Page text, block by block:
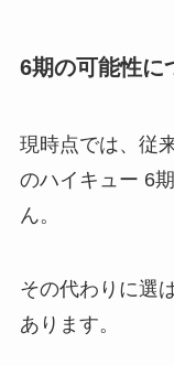
6期の可能性に
現時点では、従
のハイキュー 6
ん。
その代わりに選
あります。